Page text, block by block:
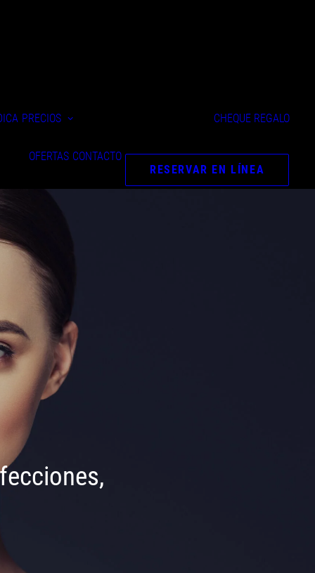
PRECIOS
tratamientos
estéticos
CHEQUE REGALO
OFERTAS CONTACTO
RESERVAR EN LÍNEA